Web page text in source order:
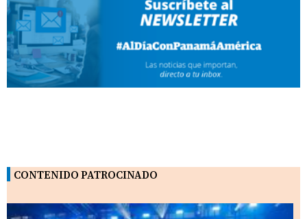
CONTENIDO PATROCINADO